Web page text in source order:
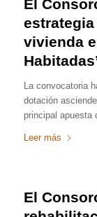
El
vivienda
La convocatoria
dotación
principal apuesta
Leer más
El